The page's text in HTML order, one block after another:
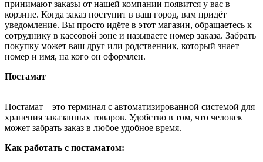
принимают заказы от нашей компании появится у вас в
корзине. Когда заказ поступит в ваш город, вам придёт
уведомление. Вы просто идёте в этот магазин, обращаетесь к
сотруднику в кассовой зоне и называете номер заказа. Забрать
покупку может ваш друг или родственник, который знает
номер и имя, на кого он оформлен.
Постамат
Постамат – это терминал с автоматизированной системой для
хранения заказанных товаров. Удобство в том, что человек
может забрать заказ в любое удобное время.
Как работать с постаматом: